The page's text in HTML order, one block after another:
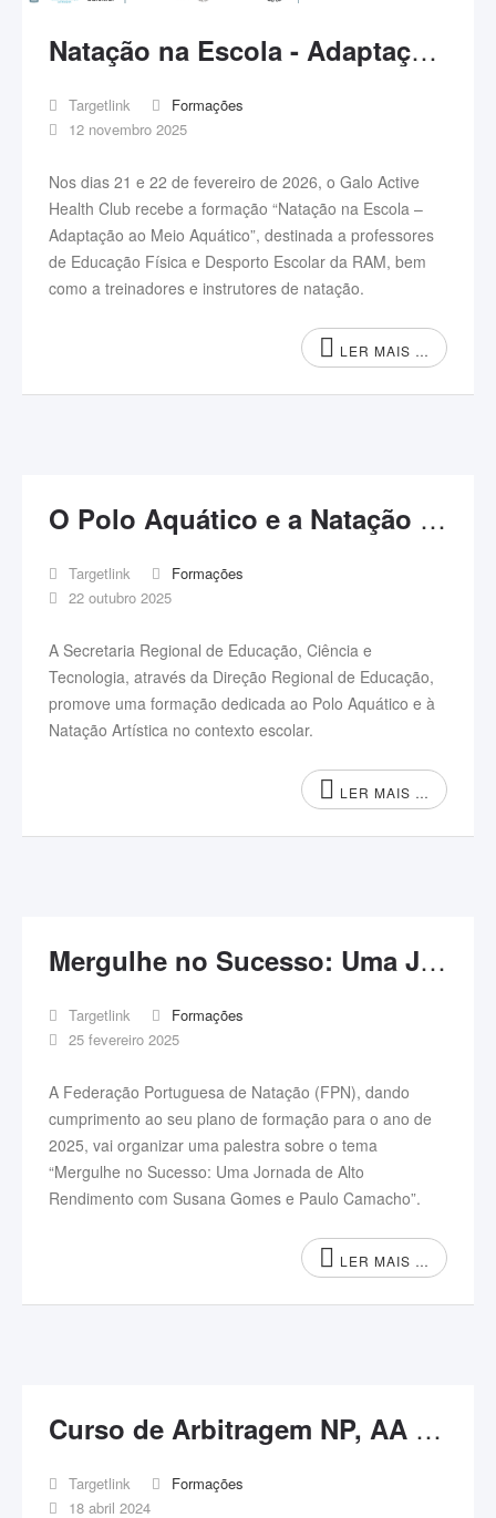
Natação na Escola - Adaptação ao Meio Aquático
Targetlink
Formações
12 novembro 2025
Nos dias 21 e 22 de fevereiro de 2026, o Galo Active
Health Club recebe a formação “Natação na Escola –
Adaptação ao Meio Aquático”, destinada a professores
de Educação Física e Desporto Escolar da RAM, bem
como a treinadores e instrutores de natação.
LER MAIS …
O Polo Aquático e a Natação Artística na Escola
Targetlink
Formações
22 outubro 2025
A Secretaria Regional de Educação, Ciência e
Tecnologia, através da Direção Regional de Educação,
promove uma formação dedicada ao Polo Aquático e à
Natação Artística no contexto escolar.
LER MAIS …
Mergulhe no Sucesso: Uma Jornada de Alto Rendimento
Targetlink
Formações
25 fevereiro 2025
A Federação Portuguesa de Natação (FPN), dando
cumprimento ao seu plano de formação para o ano de
2025, vai organizar uma palestra sobre o tema
“Mergulhe no Sucesso: Uma Jornada de Alto
Rendimento com Susana Gomes e Paulo Camacho”.
LER MAIS …
Curso de Arbitragem NP, AA e Adaptada 2024
Targetlink
Formações
18 abril 2024